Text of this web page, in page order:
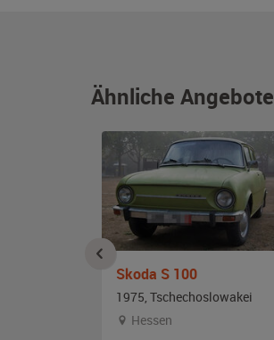
Ähnliche Angebote
Skoda S 100
1975, Tschechoslowakei
Hessen